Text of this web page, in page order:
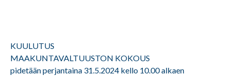
KUULUTUS
MAAKUNTAVALTUUSTON KOKOUS
pidetään perjantaina 31.5.2024 kello 10.00 alkaen